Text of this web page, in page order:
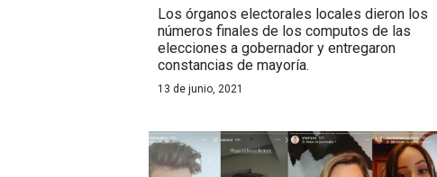
Los órganos electorales locales dieron los
números finales de los computos de las
elecciones a gobernador y entregaron
constancias de mayoría.
13 de junio, 2021